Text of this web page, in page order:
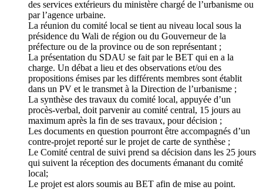
des services extérieurs du ministère chargé de l’urbanisme ou
par l’agence urbaine.
La réunion du comité local se tient au niveau local sous la
présidence du Wali de région ou du Gouverneur de la
préfecture ou de la province ou de son représentant ;
La présentation du SDAU se fait par le BET qui en a la
charge. Un débat a lieu et des observations et/ou des
propositions émises par les différents membres sont établit
dans un PV et le transmet à la Direction de l’urbanisme ;
La synthèse des travaux du comité local, appuyée d’un
procès-verbal, doit parvenir au comité central, 15 jours au
maximum après la fin de ses travaux, pour décision ;
Les documents en question pourront être accompagnés d’un
contre-projet reporté sur le projet de carte de synthèse ;
Le Comité central de suivi prend sa décision dans les 25 jours
qui suivent la réception des documents émanant du comité
local;
Le projet est alors soumis au BET afin de mise au point.